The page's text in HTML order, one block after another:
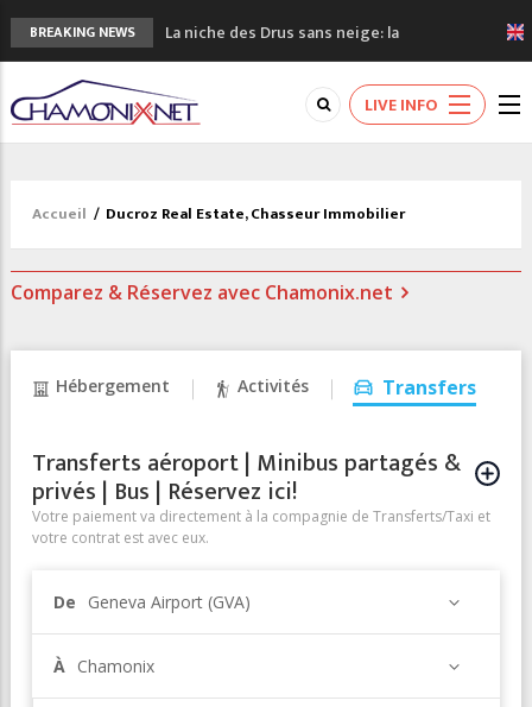
BREAKING NEWS
La niche des Drus sans neige: la
sécheresse en haute montagne
3 bonnes raisons pour visiter le nouveau
Musée du Mont-Blanc
Accidents en montagne: 3 personnes sont
Craft ouvre un nouveau magasin de course
LIVE INFO
Accueil / Ducroz Real Estate, Chasseur Immobilier
Comparez & Réservez avec Chamonix.net
Hébergement Activités Transfers
Transferts aéroport | Minibus partagés &
privés | Bus | Réservez ici!
Votre paiement va directement à la compagnie de Transferts/Taxi et
votre contrat est avec eux.
De Geneva Airport (GVA)
À Chamonix